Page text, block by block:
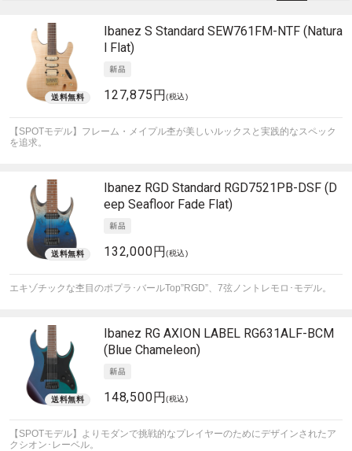
Ibanez S Standard SEW761FM-NTF (Natura
l Flat)
127,875円(税込)
【SPOTモデル】フレーム・メイプル杢が美しいルックスと実践的なスペック
を追求。
Ibanez RGD Standard RGD7521PB-DSF (D
eep Seafloor Fade Flat)
132,000円(税込)
エキゾチックな杢目のポプラ･バールTop”RGD”、7弦ノントレモロ･モデル。
Ibanez RG AXION LABEL RG631ALF-BCM
(Blue Chameleon)
148,500円(税込)
【SPOTモデル】よりモダンで挑戦的なプレイヤーのためにデザインされたア
クシオン･レーベル。